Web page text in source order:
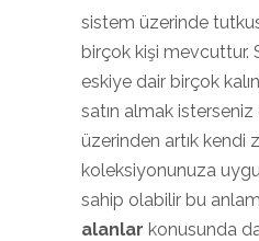
sistem üzerinde
birçok kişi mevcuttur.
eskiye dair birçok
satın almak
üzerinden artık kendi
koleksiyonunuza
sahip olabilir bu
alanlar konusunda